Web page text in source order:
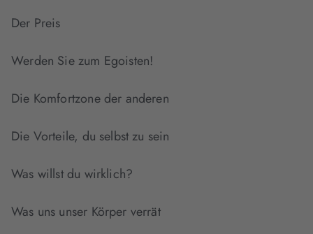
Der Preis
Werden Sie zum Egoisten!
Die Komfortzone der anderen
Die Vorteile, du selbst zu sein
Was willst du wirklich?
Was uns unser Körper verrät